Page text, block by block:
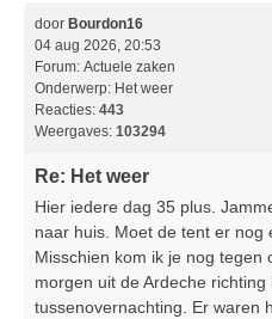
door Bourdon16
04 aug 2026, 20:53
Forum: Actuele zaken
Onderwerp: Het weer
Reacties: 443
Weergaves: 103294
Re: Het weer
Hier iedere dag 35 plus.
naar huis. Moet de tent er nog
Misschien kom ik je nog tegen
morgen uit de Ardeche
tussenovernachting. Er waren